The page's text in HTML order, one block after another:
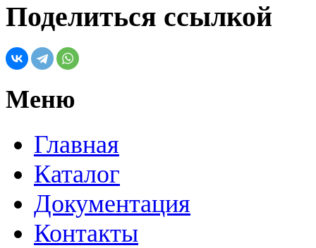
Поделиться ссылкой
Меню
Главная
Каталог
Документация
Контакты